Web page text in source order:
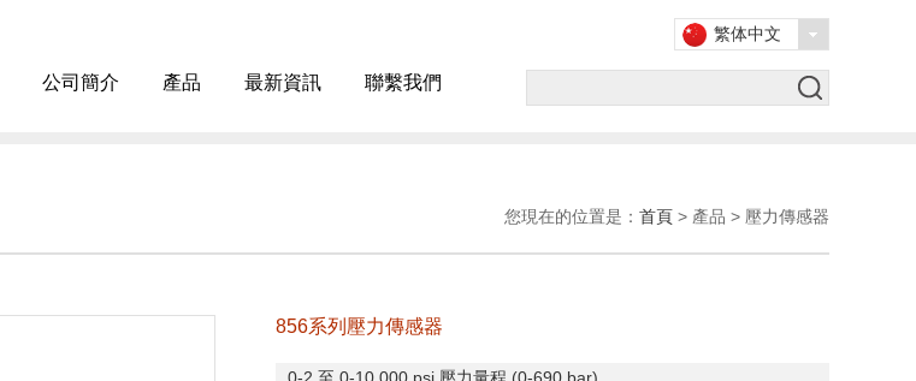
公司簡介 產品 最新資訊 聯繫我們
繁体中文
您現在的位置是： 首頁 > 產品 > 壓力傳感器
856系列壓力傳感器